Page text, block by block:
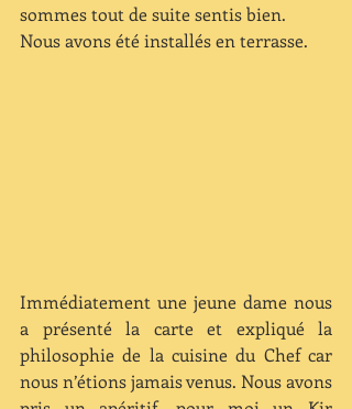
sommes tout de suite sentis bien.
Nous avons été installés en terrasse.
Immédiatement une jeune dame nous
a présenté la carte et expliqué la
philosophie de la cuisine du Chef car
nous n’étions jamais venus. Nous avons